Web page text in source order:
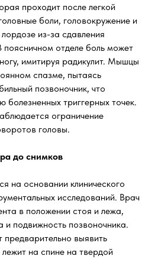
проходит после легкой
боли, головокружение и
из-за сдавления
поясничном отделе боль может
имитируя радикулит. Мышцы
спазме, пытаясь
позвоночник, что
болезненных триггерных точек.
ограничение
головы.
до снимков
на основании клинического
исследований. Врач
в положении стоя и лежа,
и подвижность позвоночника.
предварительно выявить
на спине на твердой